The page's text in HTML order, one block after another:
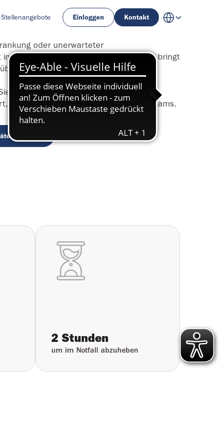
Stellenangebote Einloggen Kontakt
oder unerwarteter
Ausland: Die Luxembourg Air Rescue bringt
auf der Welt.
von einem kostenlosen medizinischen
koordiniert von unseren erfahrenen Teams.
erfahren
2 Stunden
um im Notfall abzuheben